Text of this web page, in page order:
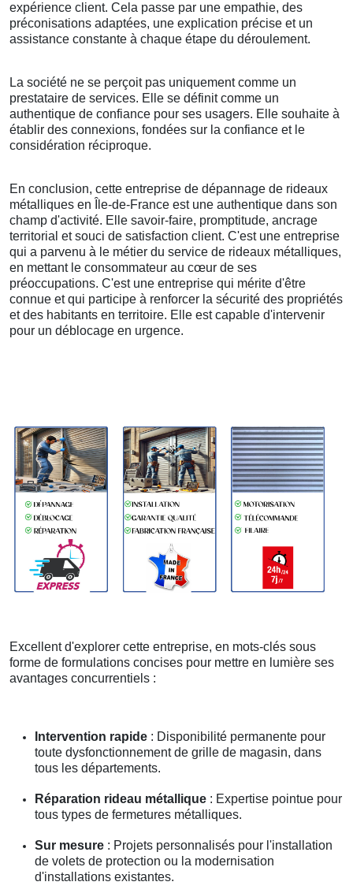
expérience client. Cela passe par une empathie, des
préconisations adaptées, une explication précise et un
assistance constante à chaque étape du déroulement.
La société ne se perçoit pas uniquement comme un
prestataire de services. Elle se définit comme un
authentique de confiance pour ses usagers. Elle souhaite à
établir des connexions, fondées sur la confiance et le
considération réciproque.
En conclusion, cette entreprise de dépannage de rideaux
métalliques en Île-de-France est une authentique dans son
champ d'activité. Elle savoir-faire, promptitude, ancrage
territorial et souci de satisfaction client. C'est une entreprise
qui a parvenu à le métier du service de rideaux métalliques,
en mettant le consommateur au cœur de ses
préoccupations. C'est une entreprise qui mérite d'être
connue et qui participe à renforcer la sécurité des propriétés
et des habitants en territoire. Elle est capable d'intervenir
pour un déblocage en urgence.
Excellent d'explorer cette entreprise, en mots-clés sous
forme de formulations concises pour mettre en lumière ses
avantages concurrentiels :
Intervention rapide : Disponibilité permanente pour
toute dysfonctionnement de grille de magasin, dans
tous les départements.
Réparation rideau métallique : Expertise pointue pour
tous types de fermetures métalliques.
Sur mesure : Projets personnalisés pour l'installation
de volets de protection ou la modernisation
d'installations existantes.